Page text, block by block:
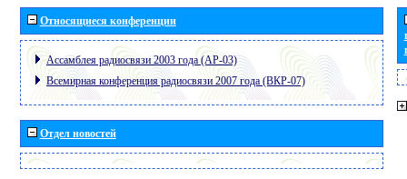
Относящиеся конференции
Ассамблея радиосвязи 2003 года (АР-03)
Всемирная конференция радиосвязи 2007 года (ВКР-07)
Отдел новостей